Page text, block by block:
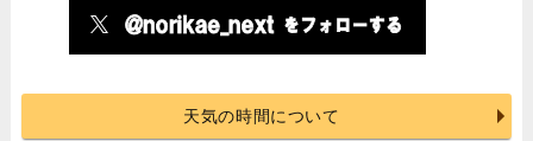
天気の時間について